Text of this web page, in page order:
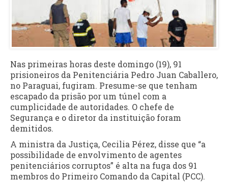
Nas primeiras horas deste domingo (19), 91
prisioneiros da Penitenciária Pedro Juan Caballero,
no Paraguai, fugiram. Presume-se que tenham
escapado da prisão por um túnel com a
cumplicidade de autoridades. O chefe de
Segurança e o diretor da instituição foram
demitidos.
A ministra da Justiça, Cecilia Pérez, disse que “a
possibilidade de envolvimento de agentes
penitenciários corruptos” é alta na fuga dos 91
membros do Primeiro Comando da Capital (PCC).